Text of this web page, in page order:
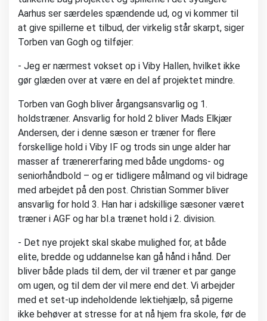
Aarhus ser særdeles spændende ud, og vi kommer til
at give spillerne et tilbud, der virkelig står skarpt, siger
Torben van Gogh og tilføjer:
- Jeg er nærmest vokset op i Viby Hallen, hvilket ikke
gør glæden over at være en del af projektet mindre.
Torben van Gogh bliver årgangsansvarlig og 1.
holdstræner. Ansvarlig for hold 2 bliver Mads Elkjær
Andersen, der i denne sæson er træner for flere
forskellige hold i Viby IF og trods sin unge alder har
masser af trænererfaring med både ungdoms- og
seniorhåndbold – og er tidligere målmand og vil bidrage
med arbejdet på den post. Christian Sommer bliver
ansvarlig for hold 3. Han har i adskillige sæsoner været
træner i AGF og har bl.a trænet hold i 2. division.
- Det nye projekt skal skabe mulighed for, at både
elite, bredde og uddannelse kan gå hånd i hånd. Der
bliver både plads til dem, der vil træner et par gange
om ugen, og til dem der vil mere end det. Vi arbejder
med et set-up indeholdende lektiehjælp, så pigerne
ikke behøver at stresse for at nå hjem fra skole, før de